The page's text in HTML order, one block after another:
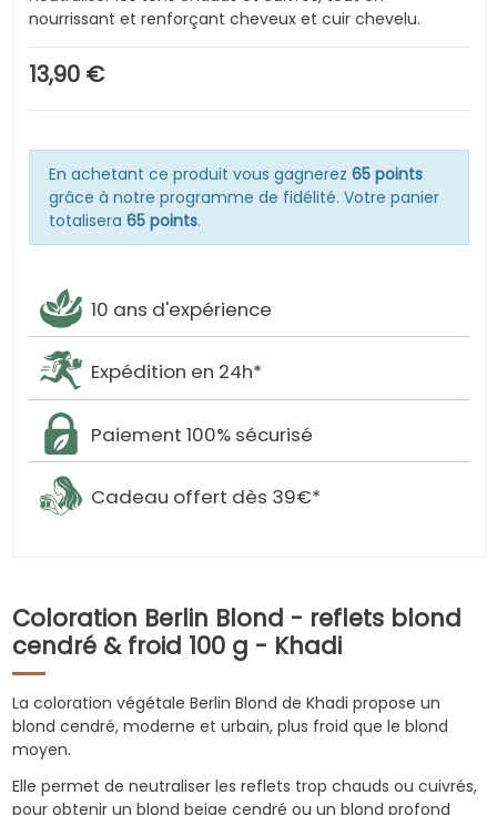
nourrissant et renforçant cheveux et cuir chevelu.
13,90 €
En achetant ce produit vous gagnerez 65 points
grâce à notre programme de fidélité. Votre panier
totalisera 65 points.
10 ans d'expérience
Expédition en 24h*
Paiement 100% sécurisé
Cadeau offert dès 39€*
Coloration Berlin Blond - reflets blond
cendré & froid 100 g - Khadi
La coloration végétale Berlin Blond de Khadi propose un
blond cendré, moderne et urbain, plus froid que le blond
moyen.
Elle permet de neutraliser les reflets trop chauds ou cuivrés,
pour obtenir un blond beige cendré ou un blond profond